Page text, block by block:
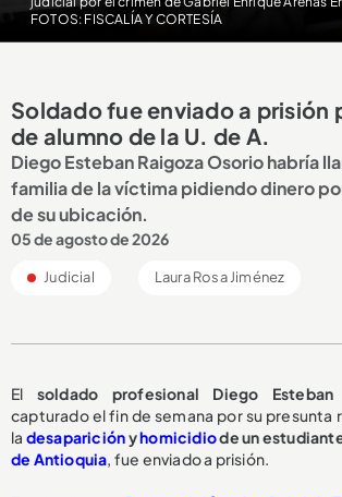
FOTOS: FISCALÍA Y CORTESÍA
Soldado fue enviado a prisión
de alumno de la U. de A.
Diego Esteban Raigoza Osorio habría
familia de la víctima pidiendo dinero
de su ubicación.
05 de agosto de 2026
Judicial Laura Rosa Jiménez
El soldado profesional Diego Esteban
capturado el fin de semana por su presunta
la desapariciónyhomicidiode un
de Antioquia, fue enviado a prisión.